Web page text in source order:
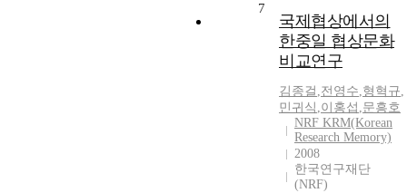
7
국제협상에서의
한중일 협상문화
비교연구
김종걸 ,전영수,형혁규,
민귀식 ,이홍섭 ,문흥호
NRF KRM(Korean
Research Memory)
2008
한국연구재단
(NRF)